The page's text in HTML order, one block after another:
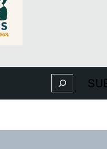
Search